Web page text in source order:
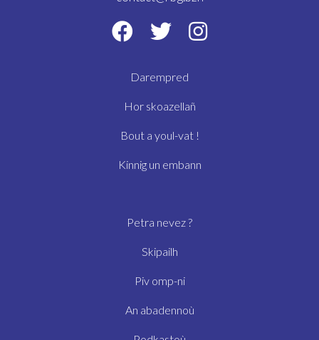
Darempred
Hor skoazellañ
Bout a youl-vat !
Kinnig un embann
Petra nevez ?
Skipailh
Piv omp-ni
An abadennoù